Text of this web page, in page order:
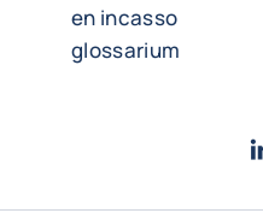
en incasso
glossarium